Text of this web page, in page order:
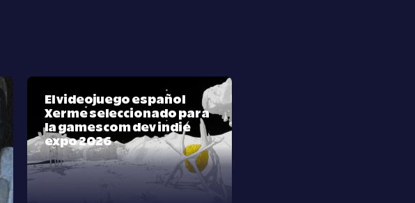
El videojuego español
Xerme seleccionado para
la gamescom dev indie
expo 2026